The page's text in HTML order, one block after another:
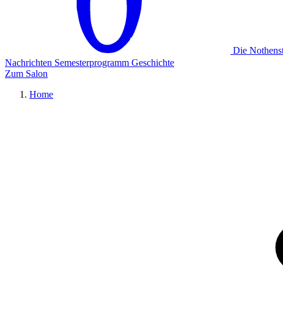
Die
Nachrichten Semesterprogramm Geschichte
Zum Salon
Home